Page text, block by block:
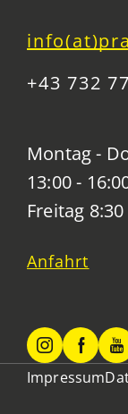
+43 732
Montag -
13:00 -
Freitag
Anfahrt
Impressum